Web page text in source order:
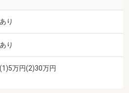
あり
あり
(1)5万円(2)30万円